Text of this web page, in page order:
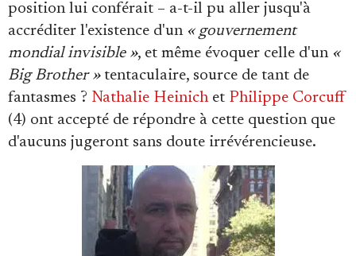
position lui conférait – a-t-il pu aller jusqu'à
accréditer l'existence d'un « gouvernement
mondial invisible », et même évoquer celle d'un «
Big Brother »tentaculaire, source de tant de
fantasmes ? Nathalie Heinichet Philippe Corcuff
(4) ont accepté de répondre à cette question que
d'aucuns jugeront sans doute irrévérencieuse.